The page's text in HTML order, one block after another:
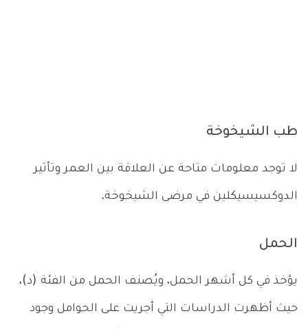
طب الشيخوخة
لا توجد معلومات متاحة عن العلاقة بين العمر وتأثير
الدوكسيسيكلين في مرضى الشيخوخة.
الحمل
يؤخذ في كل أشهر الحمل، ويُصنف الحمل من الفئة (د)،
حيث أظهرت الدراسات التي أجريت على الحوامل وجود